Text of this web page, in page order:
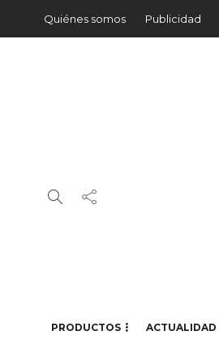
Quiénes somos Publicidad
PRODUCTOS ACTUALIDAD